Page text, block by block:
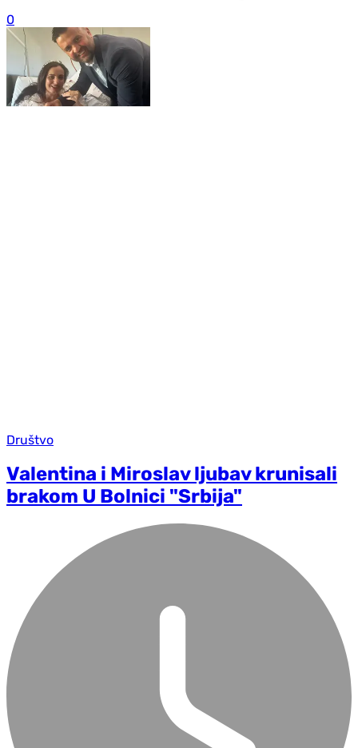
0
Društvo
Valentina i Miroslav ljubav krunisali
brakom U Bolnici "Srbija"